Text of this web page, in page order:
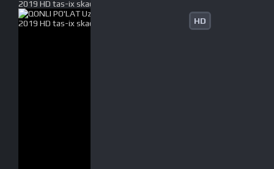
2019 HD tas-ix skachat
HD